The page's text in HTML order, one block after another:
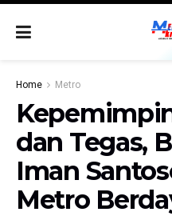
Home Metro
dan Tegas,
Iman
Metro